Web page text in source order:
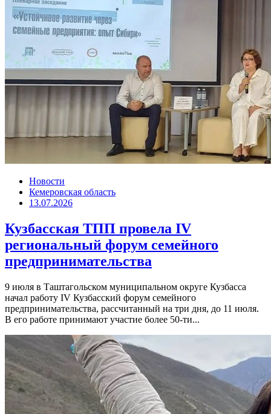
Новости
Кемеровская область
13.07.2026
Кузбасская ТПП провела IV
региональный форум семейного
предпринимательства
9 июля в Таштагольском муниципальном округе Кузбасса
начал работу IV Кузбасский форум семейного
предпринимательства, рассчитанный на три дня, до 11 июля.
В его работе принимают участие более 50-ти...